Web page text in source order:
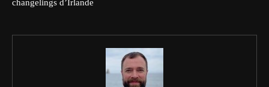
changelings d’Irlande